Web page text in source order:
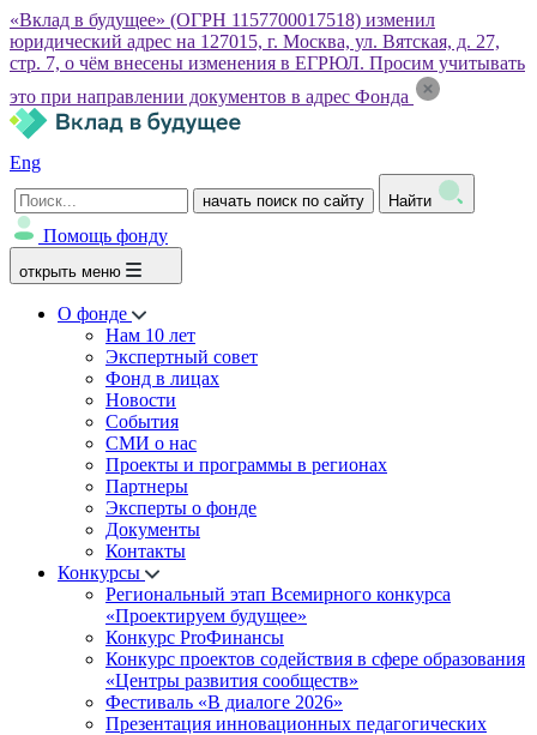
«Вклад в будущее» (ОГРН 1157700017518) изменил
юридический адрес на 127015, г. Москва, ул. Вятская, д. 27,
стр. 7, о чём внесены изменения в ЕГРЮЛ. Просим учитывать
это при направлении документов в адрес Фонда
Eng
начать поиск по сайту Найти
Помощь фонду
открыть меню
О фонде
Нам 10 лет
Экспертный совет
Фонд в лицах
Новости
События
СМИ о нас
Проекты и программы в регионах
Партнеры
Эксперты о фонде
Документы
Контакты
Конкурсы
Региональный этап Всемирного конкурса
«Проектируем будущее»
Конкурс ProФинансы
Конкурс проектов содействия в сфере образования
«Центры развития сообществ»
Фестиваль «В диалоге 2026»
Презентация инновационных педагогических